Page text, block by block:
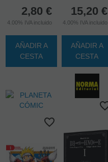
2,80 €
4.00% IVA incluido
AÑADIR A
CESTA
15,20 €
4.00% IVA incluido
AÑADIR A
CESTA